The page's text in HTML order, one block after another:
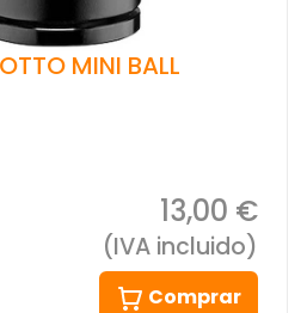
MINI BALL
13,00 €
(IVA incluido)
Comprar